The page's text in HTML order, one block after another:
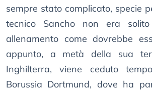
sempre stato complicato, specie
tecnico Sancho non era
allenamento come dovrebbe
appunto, a metà della sua
Inghilterra, viene ceduto
Borussia Dortmund, dove ha